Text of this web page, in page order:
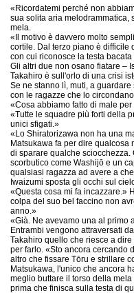
«Ricordatemi perché non
sua solita aria melodrammatica,
mela.
«Il motivo è davvero molto
cortile. Dal terzo piano è difficile
con cui riconosce la testa
Gli altri due non osano fiatare –
Takahiro è sull'orlo di una crisi
Se ne stanno lì, muti, a
con le ragazze che lo
«Cosa abbiamo fatto di male
«Tutte le squadre più forti della
unici sfigati.»
«Lo Shiratorizawa non ha una
Matsukawa fa per dire
di sparare qualche sciocchezza.
scorbutico come Washijō e un
qualsiasi ragazza ad avere a
Iwaizumi sposta gli occhi sul
«Questa cosa mi fa incazzare.»
colpa del suo bel faccino non
anno.»
«Già. Ne avevamo una al primo
Entrambi vengono attraversati
Takahiro quello che riesce a
per farlo. «Sto ancora cercando
altro che fissare Tōru e strillare
Matsukawa, l'unico che ancora
meglio buttare il torso della
prima che finisca sulla testa di